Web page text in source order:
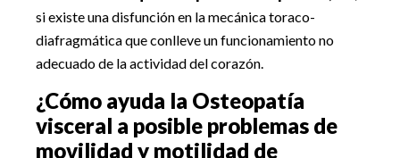
si existe una disfunción en la mecánica toraco-
diafragmática que conlleve un funcionamiento no
adecuado de la actividad del corazón.
¿Cómo ayuda la Osteopatía
visceral a posible problemas de
movilidad y motilidad de